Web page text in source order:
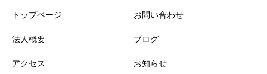
トップページ
法人概要
アクセス
お問い合わせ
ブログ
お知らせ